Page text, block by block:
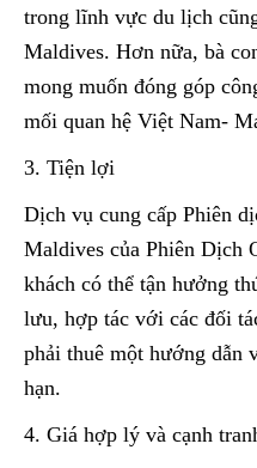
trong lĩnh vực du lịch
Maldives. Hơn nữa, bà
mong muốn đóng góp
mối quan hệ Việt Nam-
3. Tiện lợi
Dịch vụ cung cấp Phiên
Maldives của Phiên Dịch
khách có thể tận hưởng
lưu, hợp tác với các đối
phải thuê một hướng dẫn
hạn.
4. Giá hợp lý và cạnh